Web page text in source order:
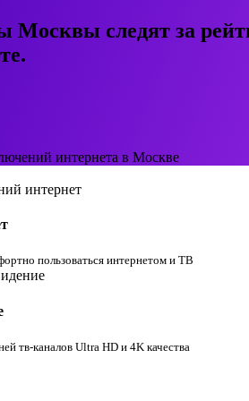
Москвы следят за
пользоваться интернетом и ТВ
тв-каналов Ultra HD и 4K качества